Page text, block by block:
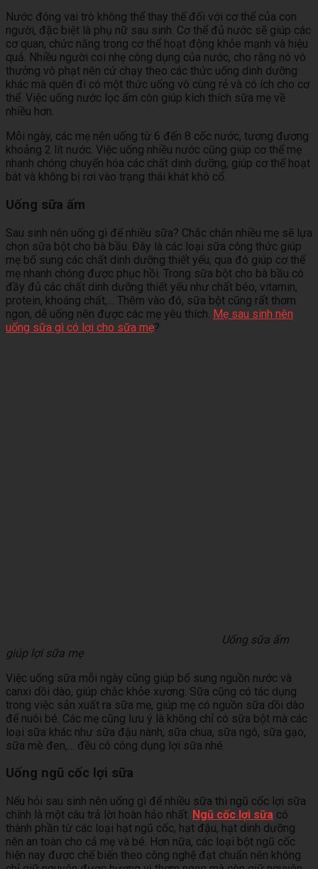
Nước đóng vai trò không thể thay thế đối với cơ thể của con
người, đặc biệt là phụ nữ sau sinh. Cơ thể đủ nước sẽ giúp các
cơ quan, chức năng trong cơ thể hoạt động khỏe mạnh và hiệu
quả. Nhiều người coi nhẹ công dụng của nước, cho rằng nó vô
thưởng vô phạt nên cứ chạy theo các thức uống dinh dưỡng
khác mà quên đi có một thức uống vô cùng rẻ và có ích cho cơ
thể. Việc uống nước lọc ấm còn giúp kích thích sữa mẹ về
nhiều hơn.
Mỗi ngày, các mẹ nên uống từ 6 đến 8 cốc nước, tương đương
khoảng 2 lít nước. Việc uống nhiều nước cũng giúp cơ thể mẹ
nhanh chóng chuyển hóa các chất dinh dưỡng, giúp cơ thể hoạt
bát và không bị rơi vào trạng thái khát khô cổ.
Uống sữa ấm
Sau sinh nên uống gì để nhiều sữa? Chắc chắn nhiều mẹ sẽ lựa
chọn sữa bột cho bà bầu. Đây là các loại sữa công thức giúp
mẹ bổ sung các chất dinh dưỡng thiết yếu, qua đó giúp cơ thể
mẹ nhanh chóng được phục hồi. Trong sữa bột cho bà bầu có
đầy đủ các chất dinh dưỡng thiết yếu như chất béo, vitamin,
protein, khoáng chất,… Thêm vào đó, sữa bột cũng rất thơm
ngon, dễ uống nên được các mẹ yêu thích. Mẹ sau sinh nên
uống sữa gì có lợi cho sữa mẹ?
Uống sữa ấm
giúp lợi sữa mẹ
Việc uống sữa mỗi ngày cũng giúp bổ sung nguồn nước và
canxi dồi dào, giúp chắc khỏe xương. Sữa cũng có tác dụng
trong việc sản xuất ra sữa mẹ, giúp mẹ có nguồn sữa dồi dào
để nuôi bé. Các mẹ cũng lưu ý là không chỉ có sữa bột mà các
loại sữa khác như sữa đậu nành, sữa chua, sữa ngô, sữa gạo,
sữa mè đen,… đều có công dụng lợi sữa nhé.
Uống ngũ cốc lợi sữa
Nếu hỏi sau sinh nên uống gì để nhiều sữa thì ngũ cốc lợi sữa
chính là một câu trả lời hoàn hảo nhất. Ngũ cốc lợi sữa có
thành phần từ các loại hạt ngũ cốc, hạt đậu, hạt dinh dưỡng
nên an toàn cho cả mẹ và bé. Hơn nữa, các loại bột ngũ cốc
hiện nay được chế biến theo công nghệ đạt chuẩn nên không